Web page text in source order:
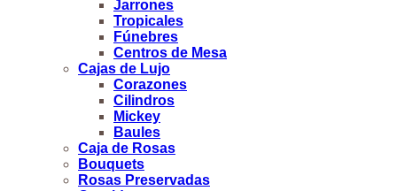
Jarrones
Tropicales
Fúnebres
Centros de Mesa
Cajas de Lujo
Corazones
Cilindros
Mickey
Baules
Caja de Rosas
Bouquets
Rosas Preservadas